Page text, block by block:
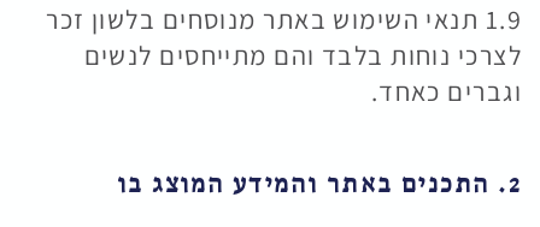
1.9 תנאי השימוש באתר מנוסחים בלשון זכר
לצרכי נוחות בלבד והם מתייחסים לנשים
וגברים כאחד.
2. התכנים באתר והמידע המוצג בו